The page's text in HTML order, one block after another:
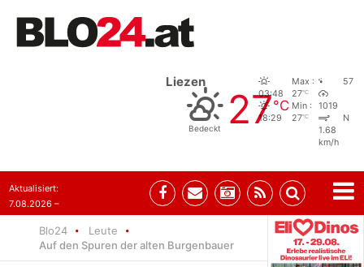
Liezen
Bedeckt 27°C
03:48
18:29
Max :
27°C
Min :
27°C
57
1019
N
1.68
km/h
Aktualisiert:
7.08.2026 –
Blo24
Leute
Auf den Spuren der alten Burgenbauer